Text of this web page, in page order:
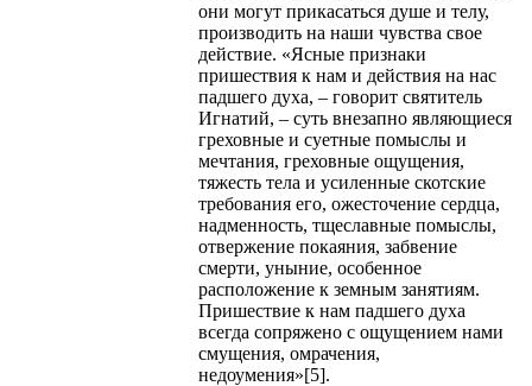
они могут прикасаться душе и телу,
производить на наши чувства свое
действие. «Ясные признаки
пришествия к нам и действия на нас
падшего духа, – говорит святитель
Игнатий, – суть внезапно являющиеся
греховные и суетные помыслы и
мечтания, греховные ощущения,
тяжесть тела и усиленные скотские
требования его, ожесточение сердца,
надменность, тщеславные помыслы,
отвержение покаяния, забвение
смерти, уныние, особенное
расположение к земным занятиям.
Пришествие к нам падшего духа
всегда сопряжено с ощущением нами
смущения, омрачения,
недоумения»[5].